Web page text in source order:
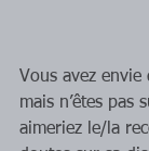
Vous avez
mais n’êtes pas
aimeriez le/la